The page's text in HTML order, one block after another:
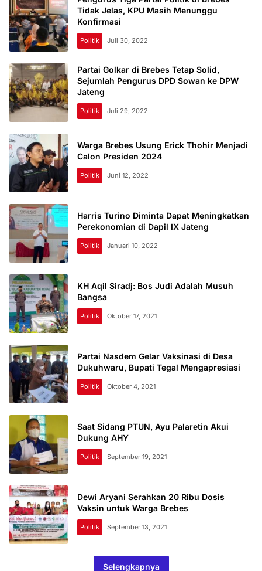
Tidak Jelas, KPU Masih Menunggu
Konfirmasi
Politik Juli 30, 2022
Partai Golkar di Brebes Tetap Solid,
Sejumlah Pengurus DPD Sowan ke DPW
Jateng
Politik Juli 29, 2022
Warga Brebes Usung Erick Thohir Menjadi
Calon Presiden 2024
Politik Juni 12, 2022
Harris Turino Diminta Dapat Meningkatkan
Perekonomian di Dapil IX Jateng
Politik Januari 10, 2022
KH Aqil Siradj: Bos Judi Adalah Musuh
Bangsa
Politik Oktober 17, 2021
Partai Nasdem Gelar Vaksinasi di Desa
Dukuhwaru, Bupati Tegal Mengapresiasi
Politik Oktober 4, 2021
Saat Sidang PTUN, Ayu Palaretin Akui
Dukung AHY
Politik September 19, 2021
Dewi Aryani Serahkan 20 Ribu Dosis
Vaksin untuk Warga Brebes
Politik September 13, 2021
Selengkapnya